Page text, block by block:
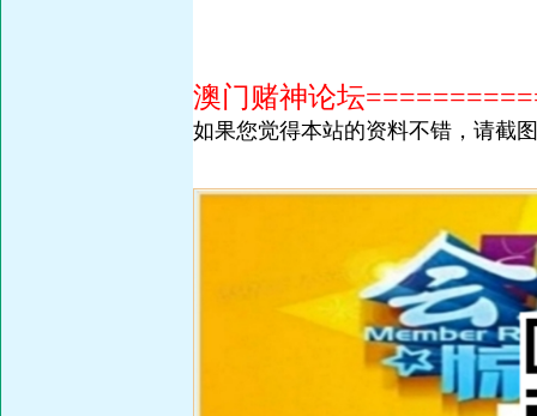
澳门赌神论坛
如果您觉得本站的资料不错，请截